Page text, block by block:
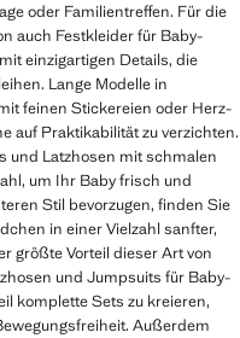
oder Familientreffen. Für die
auch Festkleider für Baby-
einzigartigen Details, die
Lange Modelle in
feinen Stickereien oder Herz-
auf Praktikabilität zu verzichten.
und Latzhosen mit schmalen
um Ihr Baby frisch und
Stil bevorzugen, finden Sie
in einer Vielzahl sanfter,
größte Vorteil dieser Art von
und Jumpsuits für Baby-
komplette Sets zu kreieren,
Außerdem